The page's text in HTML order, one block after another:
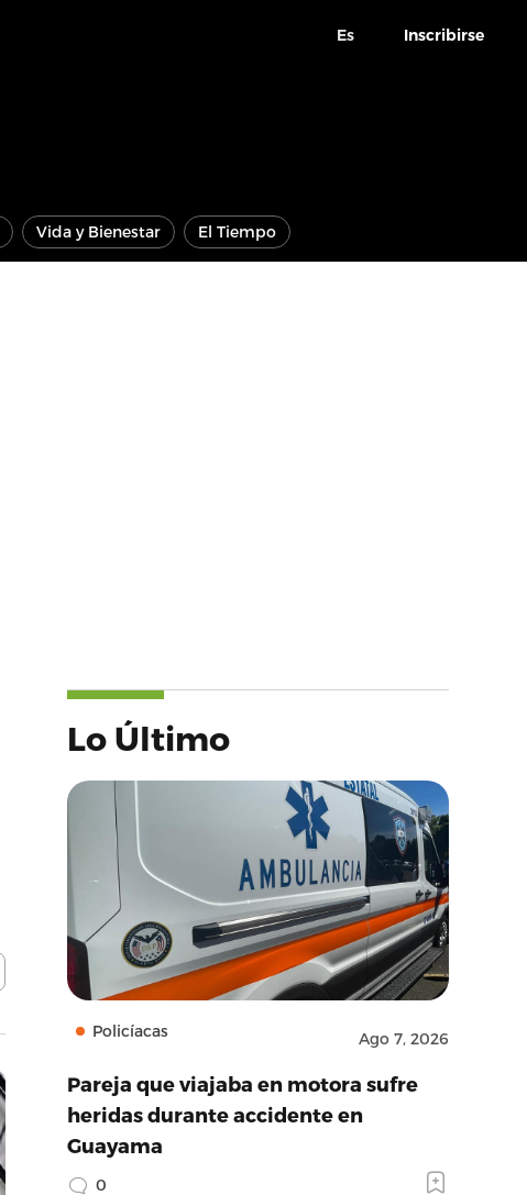
Es Inscribirse
Vida y Bienestar El Tiempo
Lo Último
Policíacas Ago 7, 2026
Pareja que viajaba en motora sufre
heridas durante accidente en
Guayama
0